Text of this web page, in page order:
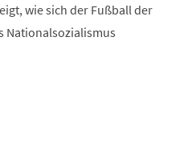
wie sich der Fußball der
Nationalsozialismus